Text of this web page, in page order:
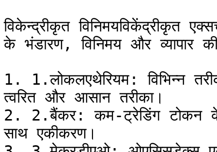
विकेन्द्रीकृत विनिमयविकेंद्रीकृत
के भंडारण, विनिमय और व्यापार
1. 1.लोकलएथेरियम: विभिन्न
त्वरित और आसान तरीका।
2. 2.बैंकर: कम-ट्रेडिंग टोकन के
साथ एकीकरण।